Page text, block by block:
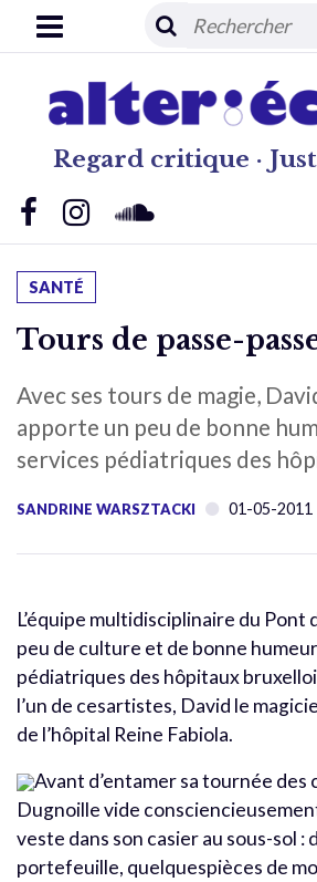
Regard critique ·
SANTÉ
Tours de passe-
Avec ses tours de magie,
apporte un peu de bonne
services pédiatriques des
SANDRINE WARSZTACKI 01-05-2011
L’équipe multidisciplinaire du Pont
peu de culture et de bonne
pédiatriques des hôpitaux
l’un de cesartistes, David le
de l’hôpital Reine Fabiola.
Avant d’entamer sa tournée des
Dugnoille vide
veste dans son casier au sous-sol :
portefeuille, quelquespièces de